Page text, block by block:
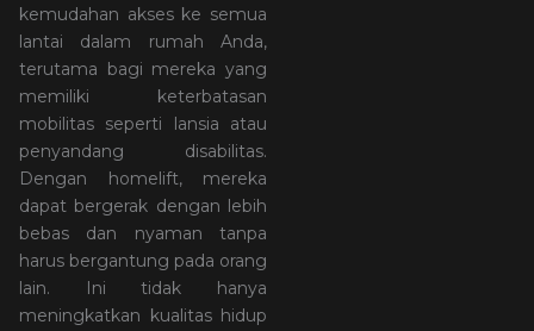
kemudahan akses ke semua
lantai dalam rumah Anda,
terutama bagi mereka yang
memiliki keterbatasan
mobilitas seperti lansia atau
penyandang disabilitas.
Dengan homelift, mereka
dapat bergerak dengan lebih
bebas dan nyaman tanpa
harus bergantung pada orang
lain. Ini tidak hanya
meningkatkan kualitas hidup